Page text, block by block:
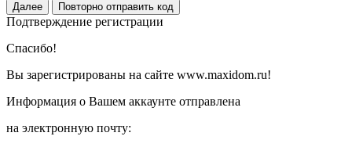
Далее Повторно отправить код
Подтверждение регистрации
Спасибо!
Вы зарегистрированы на сайте www.maxidom.ru!
Информация о Вашем аккаунте отправлена
на электронную почту: